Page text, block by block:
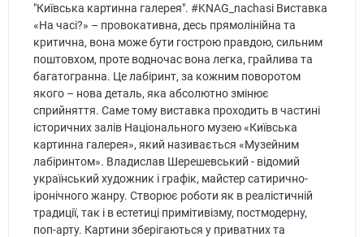
"Київська картинна галерея". #KNAG_nachasi Виставка
«На часі?» – провокативна, десь прямолінійна та
критична, вона може бути гострою правдою, сильним
поштовхом, проте водночас вона легка, грайлива та
багатогранна. Це лабіринт, за кожним поворотом
якого – нова деталь, яка абсолютно змінює
сприйняття. Саме тому виставка проходить в частині
історичних залів Національного музею «Київська
картинна галерея», який називається «Музейним
лабіринтом». Владислав Шерешевський - відомий
український художник і графік, майстер сатирично-
іронічного жанру. Створює роботи як в реалістичній
традиції, так і в естетиці примітивізму, постмодерну,
поп-арту. Картини зберігаються у приватних та